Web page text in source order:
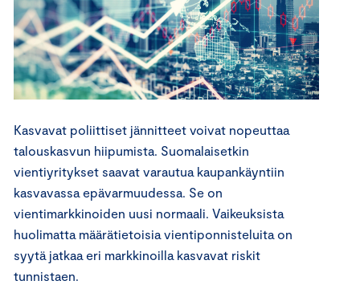
Kasvavat poliittiset jännitteet voivat nopeuttaa
talouskasvun hiipumista. Suomalaisetkin
vientiyritykset saavat varautua kaupankäyntiin
kasvavassa epävarmuudessa. Se on
vientimarkkinoiden uusi normaali. Vaikeuksista
huolimatta määrätietoisia vientiponnisteluita on
syytä jatkaa eri markkinoilla kasvavat riskit
tunnistaen.